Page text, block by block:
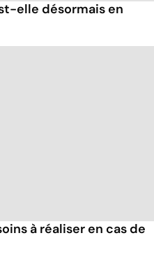
elle désormais en
à réaliser en cas de